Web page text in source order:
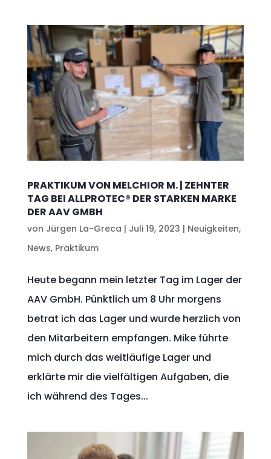
PRAKTIKUM VON MELCHIOR M. | ZEHNTER
TAG BEI ALLPROTEC® DER STARKEN MARKE
DER AAV GMBH
von Jürgen La-Greca | Juli 19, 2023 | Neuigkeiten,
News, Praktikum
Heute begann mein letzter Tag im Lager der
AAV GmbH. Pünktlich um 8 Uhr morgens
betrat ich das Lager und wurde herzlich von
den Mitarbeitern empfangen. Mike führte
mich durch das weitläufige Lager und
erklärte mir die vielfältigen Aufgaben, die
ich während des Tages...